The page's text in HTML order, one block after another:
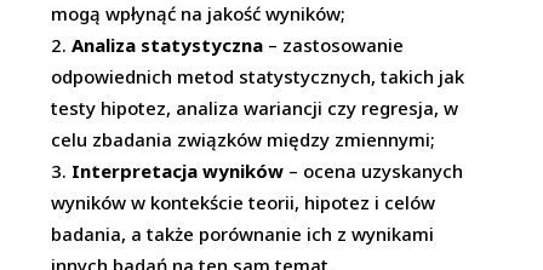
mogą wpłynąć na jakość wyników;
Analiza statystyczna – zastosowanie
odpowiednich metod statystycznych, takich jak
testy hipotez, analiza wariancji czy regresja, w
celu zbadania związków między zmiennymi;
Interpretacja wyników – ocena uzyskanych
wyników w kontekście teorii, hipotez i celów
badania, a także porównanie ich z wynikami